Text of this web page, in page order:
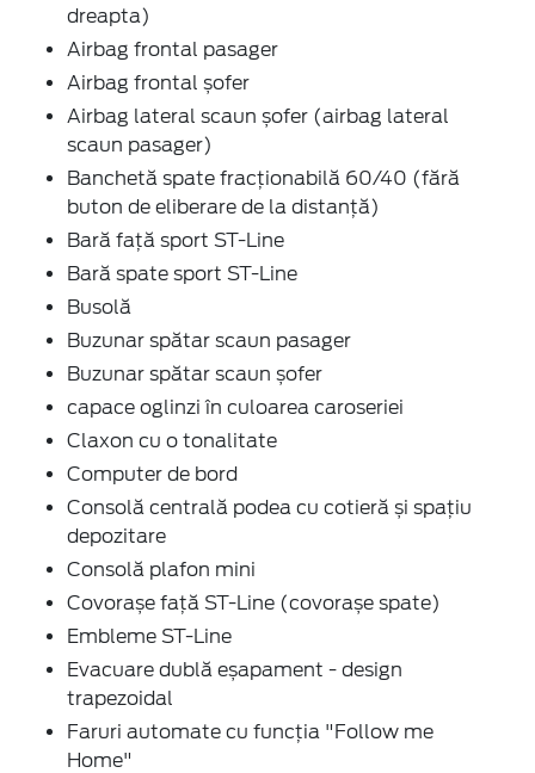
dreapta)
Airbag frontal pasager
Airbag frontal șofer
Airbag lateral scaun șofer (airbag lateral
scaun pasager)
Banchetă spate fracționabilă 60/40 (fără
buton de eliberare de la distanță)
Bară față sport ST-Line
Bară spate sport ST-Line
Busolă
Buzunar spătar scaun pasager
Buzunar spătar scaun șofer
capace oglinzi în culoarea caroseriei
Claxon cu o tonalitate
Computer de bord
Consolă centrală podea cu cotieră și spațiu
depozitare
Consolă plafon mini
Covorașe față ST-Line (covorașe spate)
Embleme ST-Line
Evacuare dublă eșapament - design
trapezoidal
Faruri automate cu funcția "Follow me
Home"